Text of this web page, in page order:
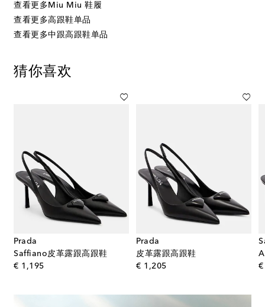
查看更多Miu Miu 鞋履
查看更多高跟鞋单品
查看更多中跟高跟鞋单品
猜你喜欢
Prada
Saffiano皮革露跟高跟鞋
€ 1,195original price
Prada
皮革露跟高跟鞋
€ 1,205original price €